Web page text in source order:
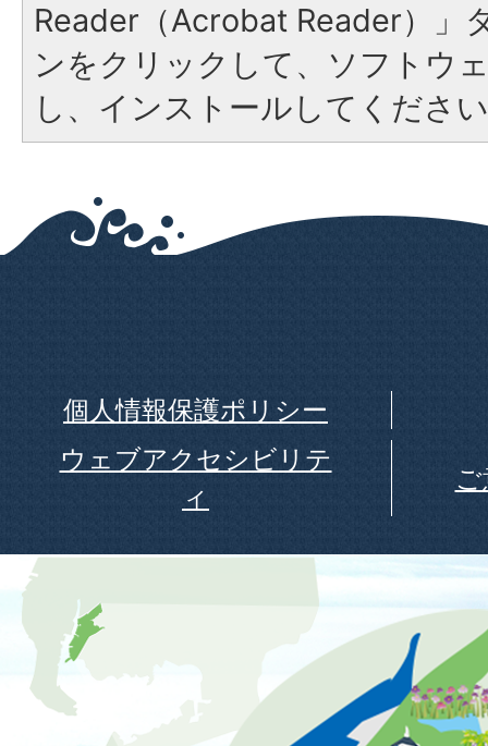
Reader（Acrobat Reader）」
ンをクリックして、ソフトウ
し、インストールしてくださ
個人情報保護ポリシー
ウェブアクセシビリテ
ィ